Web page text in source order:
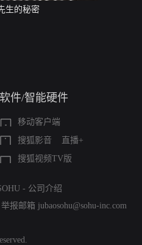
生的秘密
软件/智能硬件
移动客户端
搜狐影音
直播+
搜狐视频TV版
- 公司介绍
举报邮箱 jubaosohu@sohu-inc.com